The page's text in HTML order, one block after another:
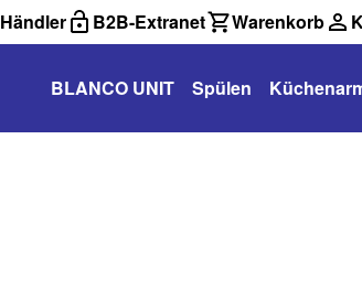
Händler B2B-Extranet Warenkorb
BLANCO UNIT Spülen